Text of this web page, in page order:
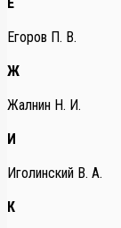
Егоров П. В.
Ж
Жалнин Н. И.
И
Иголинский В. А.
К